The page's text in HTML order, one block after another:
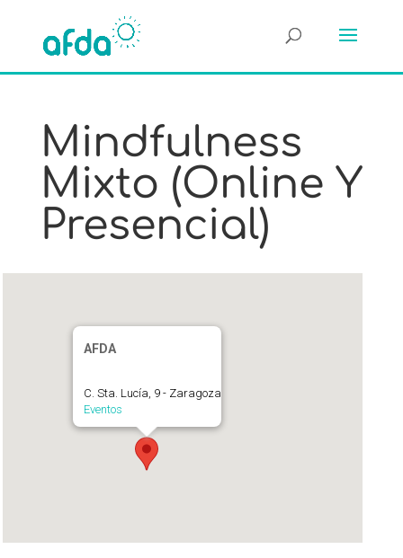
Mindfulness
Mixto (online Y
Presencial)
AFDA
C. Sta. Lucía, 9 - Zaragoza
Eventos